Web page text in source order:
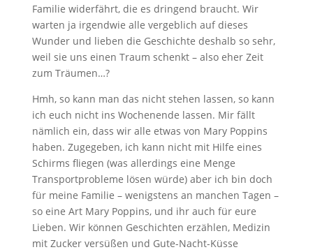
Familie widerfährt, die es dringend braucht. Wir
warten ja irgendwie alle vergeblich auf dieses
Wunder und lieben die Geschichte deshalb so sehr,
weil sie uns einen Traum schenkt – also eher Zeit
zum Träumen…?
Hmh, so kann man das nicht stehen lassen, so kann
ich euch nicht ins Wochenende lassen. Mir fällt
nämlich ein, dass wir alle etwas von Mary Poppins
haben. Zugegeben, ich kann nicht mit Hilfe eines
Schirms fliegen (was allerdings eine Menge
Transportprobleme lösen würde) aber ich bin doch
für meine Familie – wenigstens an manchen Tagen –
so eine Art Mary Poppins, und ihr auch für eure
Lieben. Wir können Geschichten erzählen, Medizin
mit Zucker versüßen und Gute-Nacht-Küsse